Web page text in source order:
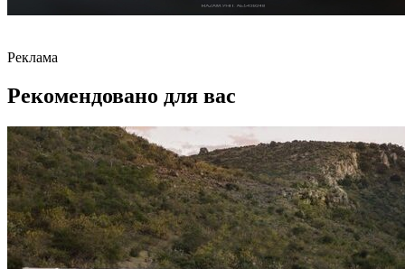
Реклама
Рекомендовано для вас